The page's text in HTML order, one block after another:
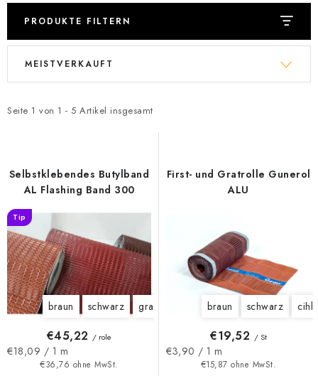
PRODUKTE FILTERN
L
t
e
P
r
o
d
u
k
e
Seite 1 von 1 - 5 Artikel insgesamt
P
d
t
o
r
t
i
e
r
n
MEISTVERKAUFT
Selbstklebendes Butylband
AL Flashing Band 300
Tip
braun schwarz grau cihlově červená
€36,76 ohne MwSt.
€45,22 / role
Verkaufspreis:
€18,09 / 1 m
First- und Gratrolle Gunerol
ALU
braun schwarz
€15,87 ohne MwSt.
€19,52 / St
Verkaufspreis:
€3,90 / 1 m